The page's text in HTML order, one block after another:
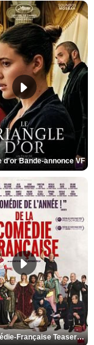
d'or Bande-annonce VF
De la Comédie-Française Teaser VF